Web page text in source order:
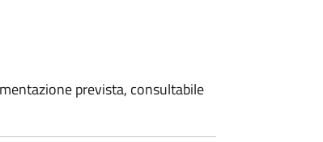
prevista, consultabile